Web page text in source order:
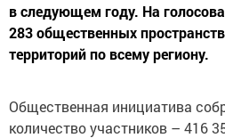
в следующем году. На
283 общественных
территорий по всему региону.
Общественная инициатива
количество участников – 416